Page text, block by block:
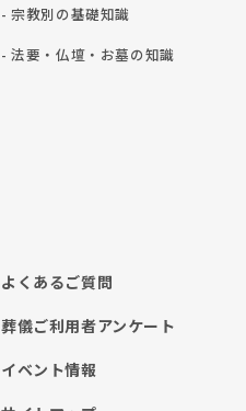
- 宗教別の基礎知識
- 法要・仏壇・お墓の知識
よくあるご質問
葬儀ご利用者アンケート
イベント情報